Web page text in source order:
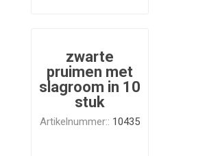
zwarte
pruimen met
slagroom in 10
stuk
Artikelnummer:: 10435